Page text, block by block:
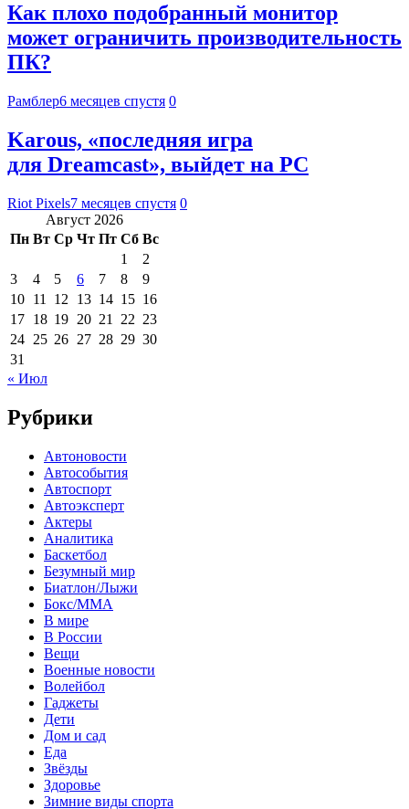
Как плохо подобранный монитор
может ограничить производительность
ПК?
Рамблер6 месяцев спустя 0
Karous, «последняя игра
для Dreamcast», выйдет на PC
Riot Pixels7 месяцев спустя 0
Август 2026
Пн Вт Ср Чт Пт Сб Вс
1
2
3
4 5 6 7 8
9
10 11 12 13 14 15 16
17 18 19 20 21 22 23
24 25 26 27 28 29 30
31
« Июл
Рубрики
Автоновости
Автособытия
Автоспорт
Автоэксперт
Актеры
Аналитика
Баскетбол
Безумный мир
Биатлон/Лыжи
Бокс/MMA
В мире
В России
Вещи
Военные новости
Волейбол
Гаджеты
Дети
Дом и сад
Еда
Звёзды
Здоровье
Зимние виды спорта